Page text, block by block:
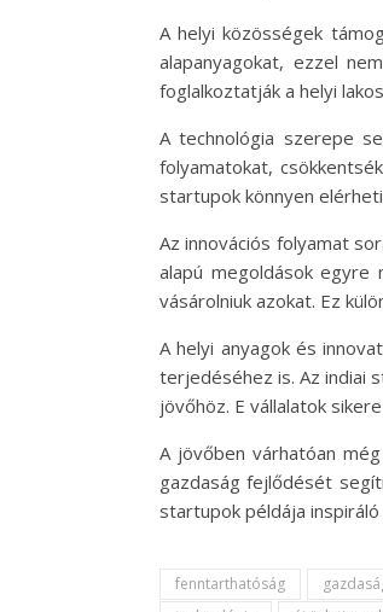
A helyi közösségek
alapanyagokat, ezzel
foglalkoztatják a helyi
A technológia szerepe
folyamatokat,
startupok könnyen
Az innovációs folyamat
alapú megoldások egyre
vásárolniuk azokat. Ez
A helyi anyagok és
terjedéséhez is. Az indiai
jövőhöz. E vállalatok
A jövőben várhatóan
gazdaság fejlődését
startupok példája
fenntarthatóság